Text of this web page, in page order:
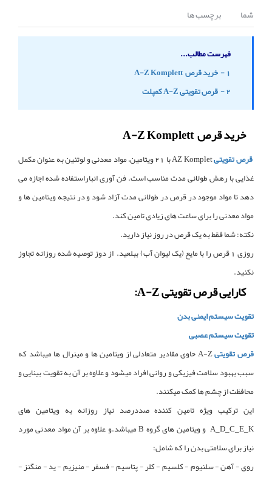
شما
برچسب ها
فهرست مطالب...
1 - خرید قرص A-Z Komplett
2 - قرص تقویتی A-Z کمپلت
خرید قرصA-Z Komplett
قرص تقویتی
AZ Komplet با 21 ویتامین، مواد معدنی و لوتئین به عنوان مکمل
غذایی با رهش طولانی مدت مناسب است. فن آوری انباراستفاده شده اجازه می
دهد تا مواد موجود در قرص در طولانی مدت آزاد شود و در نتیجه ویتامین ها و
مواد معدنی را برای ساعت های زیادی تامین کند.
نکته: شما فقط به یک قرص در روز نیاز دارید.
روزی 1 قرص را با مایع (یک لیوان آب) ببلعید. از دوز توصیه شده روزانه تجاوز
نکنید.
کارایی قرص تقویتی A-Z:
تقویت سیستم ایمنی بدن
تقویت سیستم عصبی
قرص تقویتی
A-Z حاوی مقادیر متعادلی از ویتامین ها و مینرال ها میباشد که
سبب بهبود سلامت فیزیکی و روانی افراد میشود و علاوه بر آن به تقویت بینایی و
محافظت از چشم ها کمک میکنند.
این ترکیب ویژه تامین کننده صددرصد نیاز روزانه به ویتامین های
A_D_C_E_K و ویتامین های گروه B میباشد.و علاوه بر آن مواد معدنی مورد
نیاز برای سلامتی بدن را که شامل:
روی - آهن - سلنیوم - کلسیم - کلر - پتاسیم - فسفر - منیزیم - ید - منگنز -